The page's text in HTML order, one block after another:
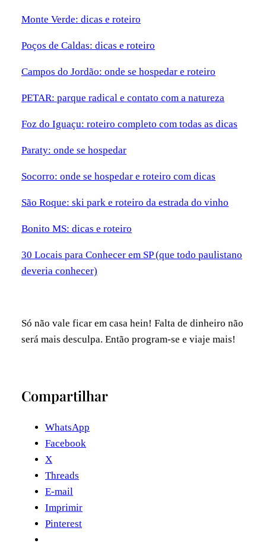
Monte Verde: dicas e roteiro
Poços de Caldas: dicas e roteiro
Campos do Jordão: onde se hospedar e roteiro
PETAR: parque radical e contato com a natureza
Foz do Iguaçu: roteiro completo com todas as dicas
Paraty: onde se hospedar
Socorro: onde se hospedar e roteiro com dicas
São Roque: ski park e roteiro da estrada do vinho
Bonito MS: dicas e roteiro
30 Locais para Conhecer em SP (que todo paulistano
deveria conhecer)
Só não vale ficar em casa hein! Falta de dinheiro não
será mais desculpa. Então program-se e viaje mais!
Compartilhar
WhatsApp
Facebook
X
Threads
E-mail
Imprimir
Pinterest